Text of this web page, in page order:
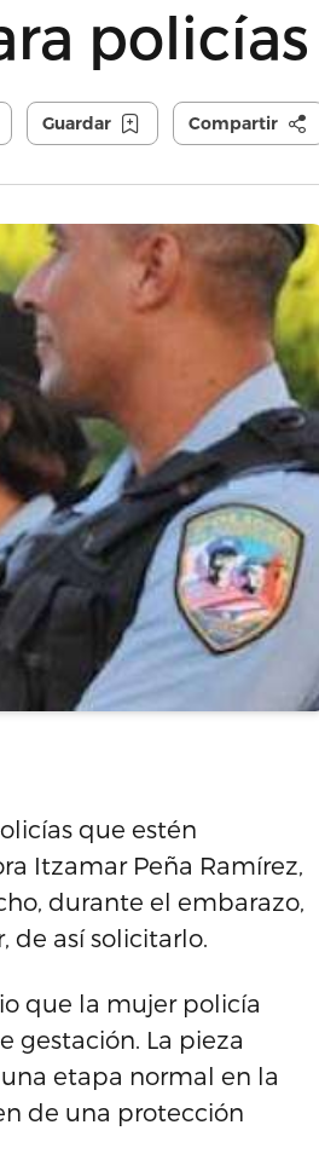
policías
Guardar Compartir
que estén
Itzamar Peña Ramírez,
durante el embarazo,
de así solicitarlo.
que la mujer policía
gestación. La pieza
etapa normal en la
de una protección